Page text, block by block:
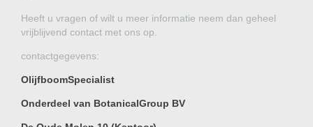
Heeft u vragen of wilt u meer informatie neem dan geheel
vrijblijvend contact met ons op.
contactgegevens:
OlijfboomSpecialist
Onderdeel van BotanicalGroup BV